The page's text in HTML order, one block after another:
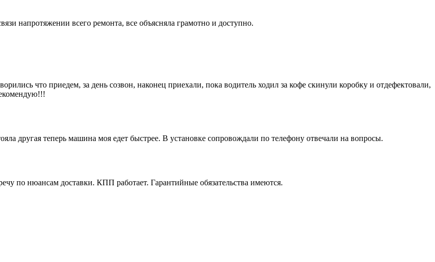
напротяжении всего ремонта, все объясняла грамотно и доступно.
что приедем, за день созвон, наконец приехали, пока водитель ходил за кофе скинули коробку и отдефектовали,
другая теперь машина моя едет быстрее. В установке сопровождали по телефону отвечали на вопросы.
по нюансам доставки. КПП работает. Гарантийные обязательства имеются.